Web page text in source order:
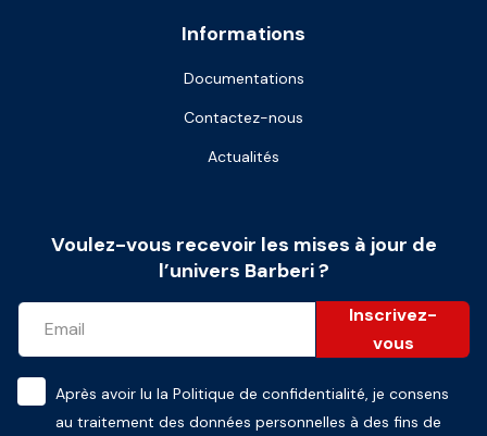
Informations
Documentations
Contactez-nous
Actualités
Voulez-vous recevoir les mises à jour de
l’univers Barberi ?
Inscrivez-
vous
Après avoir lu la Politique de confidentialité, je consens
au traitement des données personnelles à des fins de